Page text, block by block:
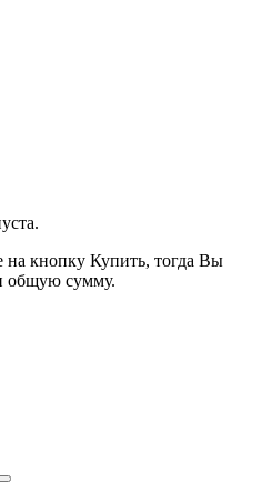
кнопку Купить, тогда Вы
общую сумму.